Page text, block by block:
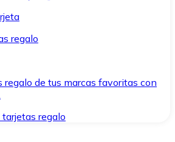
regalo
regalo de tus marcas favoritas con
regalo